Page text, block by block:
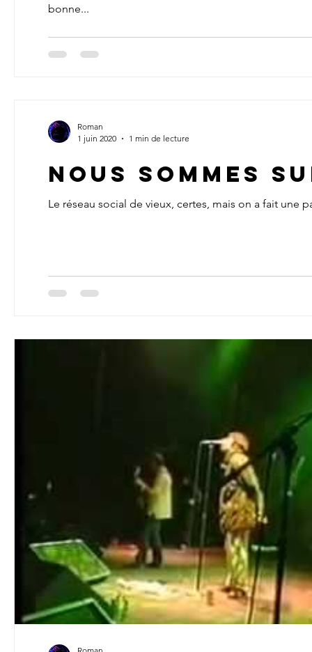
bonne...
Nous sommes
Le réseau social de vieux, certes, mais on a fait une
Roman
1 juin 2020
1 min de lecture